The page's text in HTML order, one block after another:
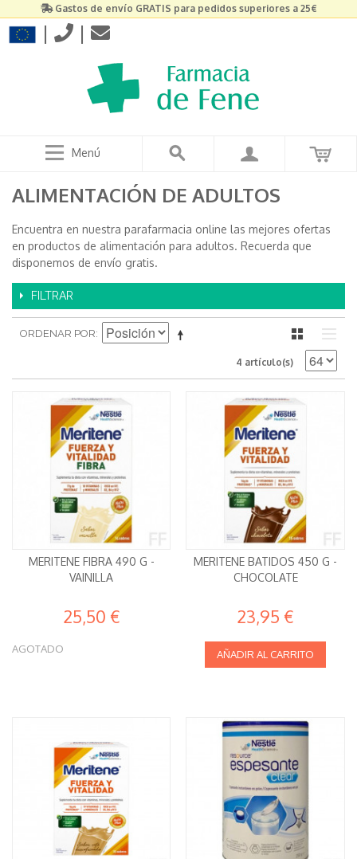
Gastos de envío GRATIS para pedidos superiores a 25€
| |
Menú
ALIMENTACIÓN DE ADULTOS
Encuentra en nuestra parafarmacia online las mejores ofertas
en productos de alimentación para adultos. Recuerda que
disponemos de envío gratis.
FILTRAR
ORDENAR POR
4 artículo(s)
MERITENE FIBRA 490 G -
VAINILLA
25,50 €
AGOTADO
MERITENE BATIDOS 450 G -
CHOCOLATE
23,95 €
AÑADIR AL CARRITO